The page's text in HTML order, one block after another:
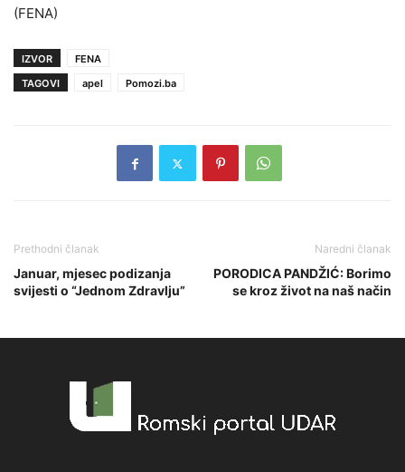
(FENA)
IZVOR
FENA
TAGOVI
apel Pomozi.ba
Prethodni članak
Januar, mjesec podizanja
svijesti o “Jednom Zdravlju”
Naredni članak
PORODICA PANDŽIĆ: Borimo
se kroz život na naš način